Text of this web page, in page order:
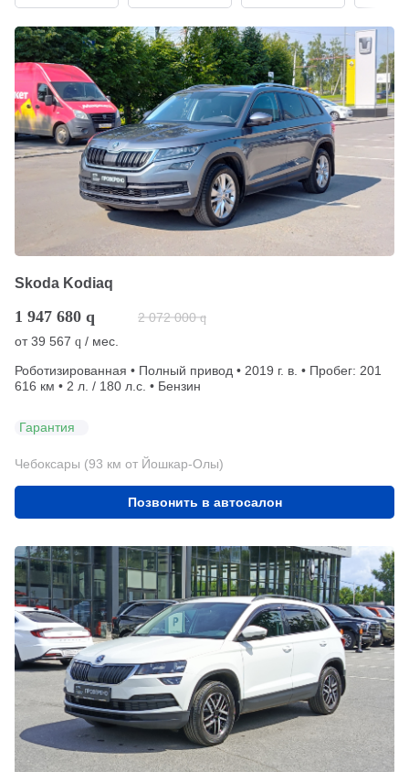
Skoda Kodiaq
1 947 680 q 2 072 000 q
от39 567 q / мес.
Роботизированная • Полный привод • 2019 г. в. • Пробег: 201
616 км • 2 л. / 180 л.с. • Бензин
Гарантия
Чебоксары (93 км от Йошкар-Олы)
Позвонить в автосалон